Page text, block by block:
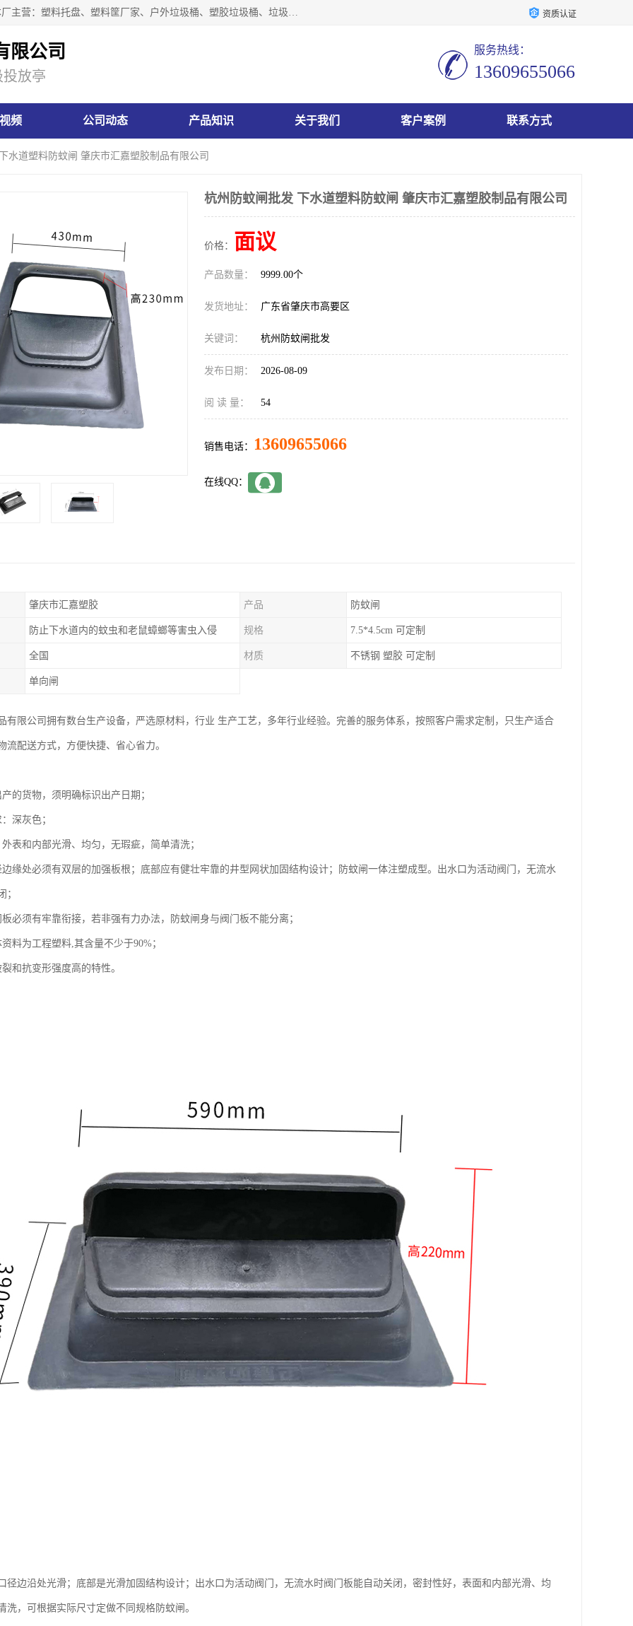
肇庆市汇嘉塑胶制品有限公司是一家塑胶垃圾桶生产厂家，本厂主营：塑料托盘、塑料筐厂家、户外垃圾桶、塑胶垃圾桶、垃圾桶等产品，深受广大客户的欢迎。公司拥有一支勇于、善于集思广益的生产队伍，实力雄厚的技术力量，一贯奉行“以人为本”的管理和服务理念。 资质认证
限公司
放亭
服务热线：
13609655066
频 公司动态 产品知识 关于我们 客户案例 联系方式
水道塑料防蚊闸 肇庆市汇嘉塑胶制品有限公司
杭州防蚊闸批发 下水道塑料防蚊闸 肇庆市汇嘉塑胶制品有限公司
价格： 面议
产品数量： 9999.00个
发货地址： 广东省肇庆市高要区
关键词： 杭州防蚊闸批发
发布日期： 2026-08-09
阅 读 量： 54
销售电话： 13609655066
在线QQ：
肇庆市汇嘉塑胶 产品 防蚊闸
防止下水道内的蚊虫和老鼠蟑螂等害虫入侵 规格 7.5*4.5cm 可定制
全国 材质 不锈钢 塑胶 可定制
单向闸
有限公司拥有数台生产设备，严选原材料，行业 生产工艺，多年行业经验。完善的服务体系，按照客户需求定制，只生产适合
流配送方式，方便快捷、省心省力。
的货物，须明确标识出产日期；
深灰色；
表和内部光滑、均匀，无瑕疵，简单清洗；
缘处必须有双层的加强板根；底部应有健壮牢靠的井型网状加固结构设计；防蚊闸一体注塑成型。出水口为活动阀门，无流水
；
必须有牢靠衔接，若非强有力办法，防蚊闸身与阀门板不能分离；
料为工程塑料,其含量不少于90%；
和抗变形强度高的特性。
径边沿处光滑；底部是光滑加固结构设计；出水口为活动阀门，无流水时阀门板能自动关闭，密封性好，表面和内部光滑、均
洗，可根据实际尺寸定做不同规格防蚊闸。